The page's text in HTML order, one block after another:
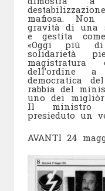
mafiosa.
gravità di una
e gestita
«Oggi più
solidarietà
dell’ordine
democratica
rabbia del
uno dei
Il ministro
presieduto un
AVANTI 24